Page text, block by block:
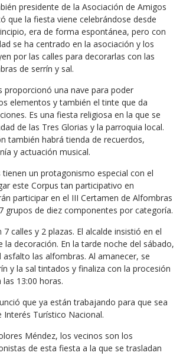
presidente de la Asociación de Amigos
que la fiesta viene celebrándose desde
era de forma espontánea, pero con
se ha centrado en la asociación y los
por las calles para decorarlas con las
de serrín y sal.
proporcionó una nave para poder
elementos y también el tinte que da
Es una fiesta religiosa en la que se
de las Tres Glorias y la parroquia local.
también habrá tienda de recuerdos,
y actuación musical.
un protagonismo especial con el
este Corpus tan participativo en
participar en el III Certamen de Alfombras
grupos de diez componentes por categoría.
calles y 2 plazas. El alcalde insistió en el
la decoración. En la tarde noche del sábado,
asfalto las alfombras. Al amanecer, se
y la sal tintados y finaliza con la procesión
13:00 horas.
que ya están trabajando para que sea
Interés Turístico Nacional.
Méndez, los vecinos son los
de esta fiesta a la que se trasladan